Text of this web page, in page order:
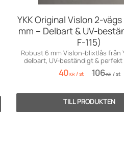
YKK Original Vislon 2-
mm – Delbart & UV-
F-115)
Robust 6 mm Vislon-blixtlås från
delbart, UV-beständigt &
bruk.
40KR /st 106KR /st